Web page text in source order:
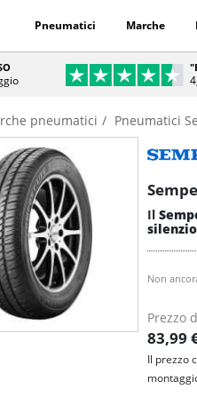
Pneumatici Marche
pneumatici Pneumatici
Il
Non
Prezzo
83,99
Il prezzo